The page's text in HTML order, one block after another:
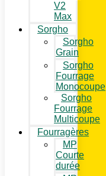
V2
Max
Sorgho
Sorgho
Grain
Sorgho
Fourrage
Monocoupe
Sorgho
Fourrage
Multicoupe
Fourragères
MP
Courte
durée